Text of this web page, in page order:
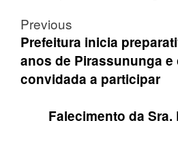
Post
navigation
Previous
Prefeitura inicia
anos de Pirassununga
convidada a participar
Falecimento da